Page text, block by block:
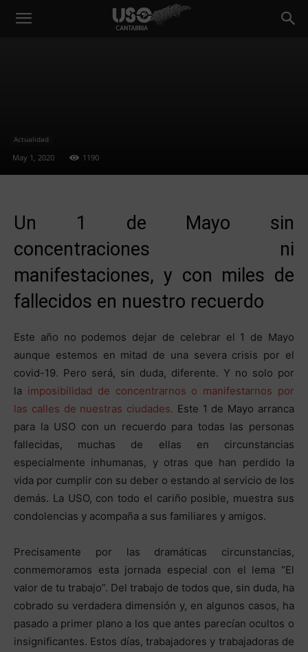
Actualidad
May 1, 2020 1190
Un 1 de Mayo sin
concentraciones ni
manifestaciones, y con miles de
fallecidos en nuestro recuerdo
Este año no podemos dejar de celebrar el 1 de Mayo
aunque estemos en mitad de una severa crisis por el
covid-19. Pero será, sin duda, diferente. Y no solo por
la imposibilidad de concentrarnos o manifestarnos por
las calles de nuestras ciudades. Este 1 de Mayo arranca
para la USO con un recuerdo para todas las personas
fallecidas, muchas de ellas en circunstancias
especialmente inhumanas, y otras que han perdido la
vida por cumplir con su deber o estando al servicio de los
demás. La USO, con todo el cariño posible, muestra sus
condolencias y acompaña a sus familiares y amigos.
Precisamente por las dramáticas circunstancias,
conmemoramos esta jornada especial con el lema “El
valor de tu trabajo”. Del trabajo de todos que, sin duda, ha
cobrado su verdadera dimensión y, en algunos casos, ha
pasado a primer plano a los que antes parecían ocultos o
insignificantes. Estos días, trabajadores y trabajadoras de